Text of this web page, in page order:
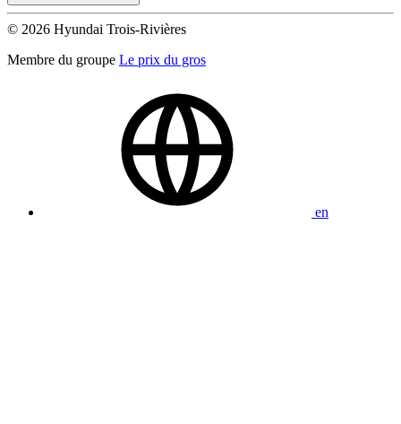
© 2026 Hyundai Trois-Rivières
Membre du groupe Le prix du gros
en